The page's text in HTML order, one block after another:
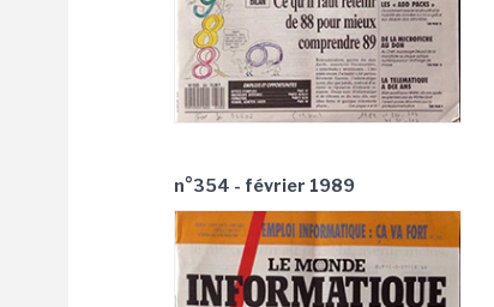
n°354 - février 1989